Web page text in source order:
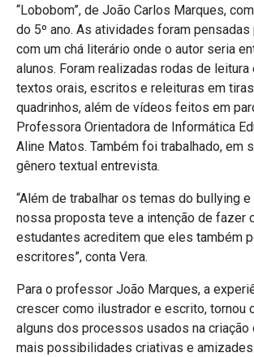
“Lobobom”, de João Carlos Marques,
do 5º ano. As atividades foram pensadas
com um chá literário onde o autor seria
alunos. Foram realizadas rodas de
textos orais, escritos e releituras em
quadrinhos, além de vídeos feitos em
Professora Orientadora de Informática
Aline Matos. Também foi trabalhado, em
gênero textual entrevista.
“Além de trabalhar os temas do bullying e
nossa proposta teve a intenção de fazer
estudantes acreditem que eles também
escritores”, conta Vera.
Para o professor João Marques, a
crescer como ilustrador e escrito, tornou
alguns dos processos usados na criação
mais possibilidades criativas e